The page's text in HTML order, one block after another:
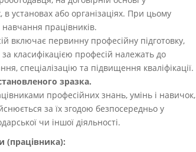
установах або організаціях. При цьому
працівників.
включає первинну професійну підготовку,
за класифікацією професій належать до
спеціалізацію та підвищення кваліфікації.
зразка.
професійних знань, умінь і навичок,
за їх згодою безпосередньо у
чи іншої діяльності.
(працівника):